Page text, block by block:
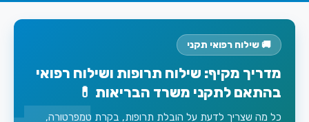
🚚 שילוח רפואי תקני
מדריך מקיף: שילוח תרופות ושילוח רפואי
בהתאם לתקני משרד הבריאות 💊
כל מה שצריך לדעת על הובלת תרופות, בקרת טמפרטורה,